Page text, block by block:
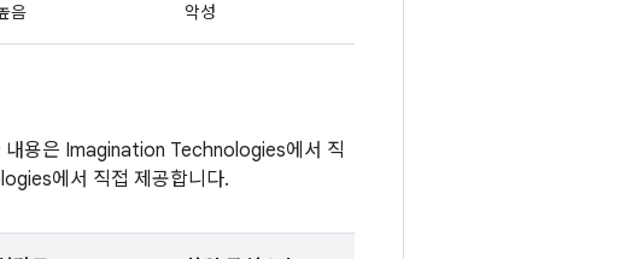
음 악성
용은 Imagination Technologies에서 직
에서 직접 제공합니다.